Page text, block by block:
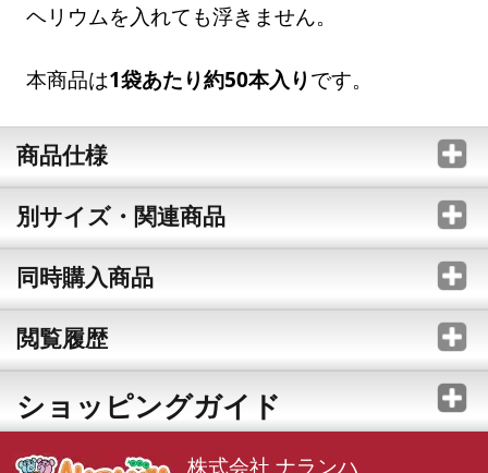
ヘリウムを入れても浮きません。
本商品は1袋あたり約50本入り です。
商品仕様
別サイズ・関連商品
同時購入商品
閲覧履歴
ショッピングガイド
株式会社 ナランハ